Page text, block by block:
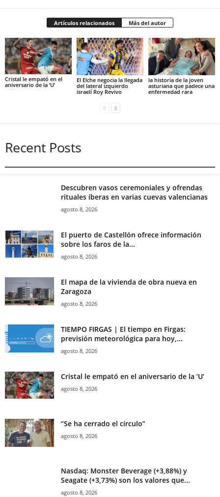
Artículos relacionados Más del autor
Cristal le empató en el
aniversario de la ‘U’
El Elche negocia la llegada
del lateral izquierdo
israelí Roy Revivo
la historia de la joven
asturiana que padece una
enfermedad rara
Recent Posts
Descubren vasos ceremoniales y ofrendas
rituales íberas en varias cuevas valencianas
agosto 8, 2026
El puerto de Castellón ofrece información
sobre los faros de la...
agosto 8, 2026
El mapa de la vivienda de obra nueva en
Zaragoza
agosto 8, 2026
TIEMPO FIRGAS | El tiempo en Firgas:
previsión meteorológica para hoy,...
agosto 8, 2026
Cristal le empató en el aniversario de la ‘U’
agosto 8, 2026
“Se ha cerrado el círculo”
agosto 8, 2026
Nasdaq: Monster Beverage (+3,88%) y
Seagate (+3,73%) son los valores que...
agosto 8, 2026